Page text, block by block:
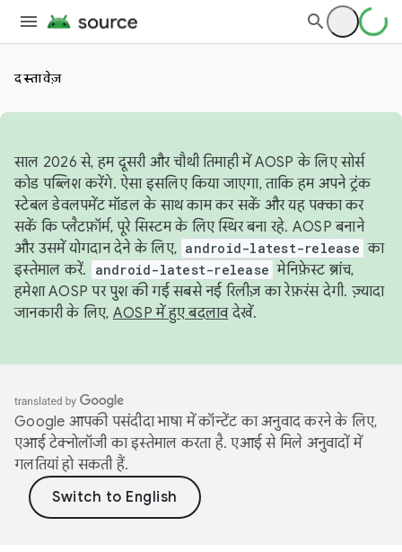
दस्तावेज़
साल 2026 से, हम दूसरी और चौथी तिमाही में AOSP के लिए सोर्स
कोड पब्लिश करेंगे. ऐसा इसलिए किया जाएगा, ताकि हम अपने ट्रंक
स्टेबल डेवलपमेंट मॉडल के साथ काम कर सकें और यह पक्का कर
सकें कि प्लैटफ़ॉर्म, पूरे सिस्टम के लिए स्थिर बना रहे. AOSP बनाने
और उसमें योगदान देने के लिए, android-latest-release का
इस्तेमाल करें.
android-latest-release मेनिफ़ेस्ट ब्रांच,
हमेशा AOSP पर पुश की गई सबसे नई रिलीज़ का रेफ़रंस देगी. ज़्यादा
जानकारी के लिए, AOSP में हुए बदलावदेखें.
Google आपकी पसंदीदा भाषा में कॉन्टेंट का अनुवाद करने के लिए,
एआई टेक्नोलॉजी का इस्तेमाल करता है. एआई से मिले अनुवादों में
गलतियां हो सकती हैं.